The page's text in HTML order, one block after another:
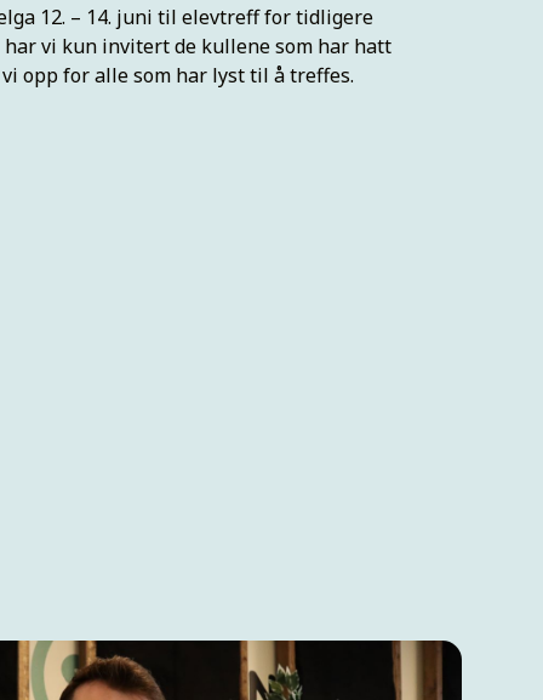
12. – 14. juni til elevtreff for tidligere
vi kun invitert de kullene som har hatt
opp for alle som har lyst til å treffes.